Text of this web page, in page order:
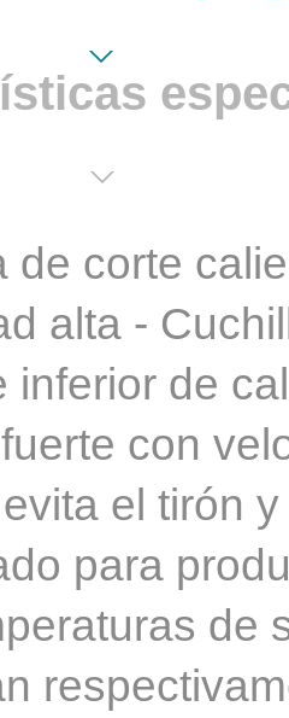
de corte
alta -
inferior de
con
el tirón
para
de